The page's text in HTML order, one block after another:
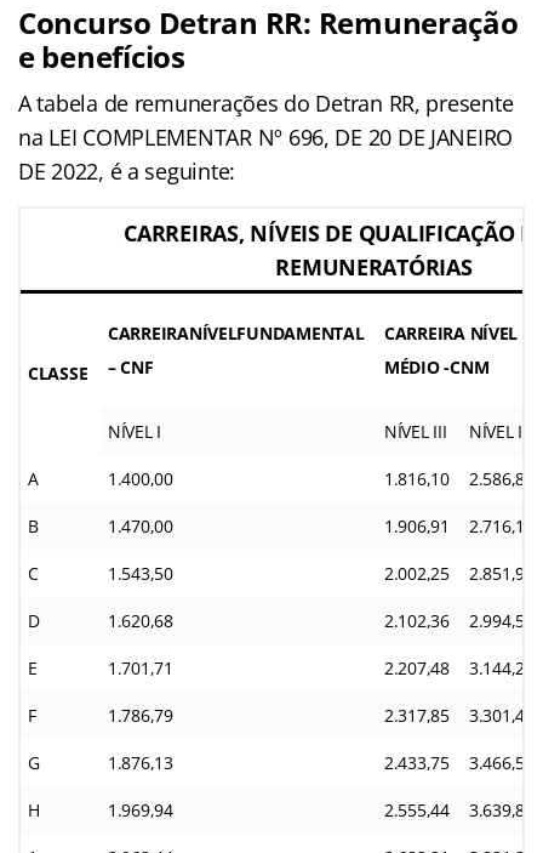
Concurso Detran RR: Remuneração
e benefícios
A tabela de remunerações do Detran RR, presente
na LEI COMPLEMENTAR Nº 696, DE 20 DE JANEIRO
DE 2022, é a seguinte:
CARREIRAS, NÍVEIS DE QUALIFICAÇÃO E
REMUNERATÓRIAS
CLASSE
CARREIRANÍVELFUNDAMENTAL
– CNF
CARREIRA NÍVEL
MÉDIO -CNM
NÍVEL I NÍVEL III NÍVEL IV
A 1.400,00 1.816,10 2.586,80
B 1.470,00 1.906,91 2.716,14
C 1.543,50 2.002,25 2.851,95
D 1.620,68 2.102,36 2.994,54
E 1.701,71 2.207,48 3.144,27
F 1.786,79 2.317,85 3.301,48
G 1.876,13 2.433,75 3.466,56
H 1.969,94 2.555,44 3.639,89